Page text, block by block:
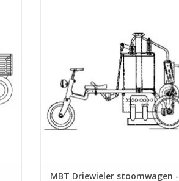
TOEVOEGEN AAN WINKELWAGEN
MBT Driewieler stoomwagen -